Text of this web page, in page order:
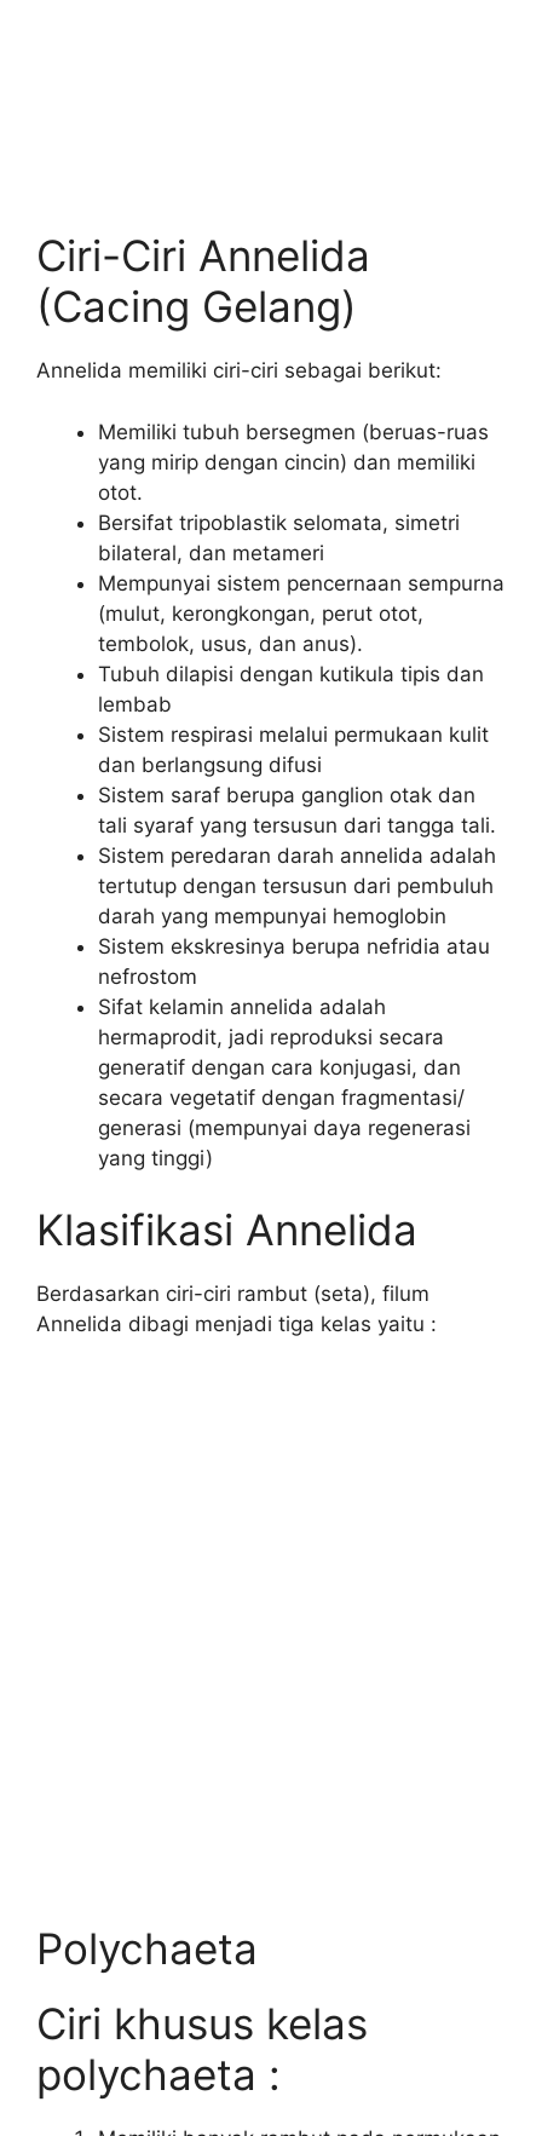
Ciri-Ciri Annelida
(Cacing Gelang)
Annelida memiliki ciri-ciri sebagai berikut:
Memiliki tubuh bersegmen (beruas-ruas
yang mirip dengan cincin) dan memiliki
otot.
Bersifat tripoblastik selomata, simetri
bilateral, dan metameri
Mempunyai sistem pencernaan sempurna
(mulut, kerongkongan, perut otot,
tembolok, usus, dan anus).
Tubuh dilapisi dengan kutikula tipis dan
lembab
Sistem respirasi melalui permukaan kulit
dan berlangsung difusi
Sistem saraf berupa ganglion otak dan
tali syaraf yang tersusun dari tangga tali.
Sistem peredaran darah annelida adalah
tertutup dengan tersusun dari pembuluh
darah yang mempunyai hemoglobin
Sistem ekskresinya berupa nefridia atau
nefrostom
Sifat kelamin annelida adalah
hermaprodit, jadi reproduksi secara
generatif dengan cara konjugasi, dan
secara vegetatif dengan fragmentasi/
generasi (mempunyai daya regenerasi
yang tinggi)
Klasifikasi Annelida
Berdasarkan ciri-ciri rambut (seta), filum
Annelida dibagi menjadi tiga kelas yaitu :
Polychaeta
Ciri khusus kelas
polychaeta :